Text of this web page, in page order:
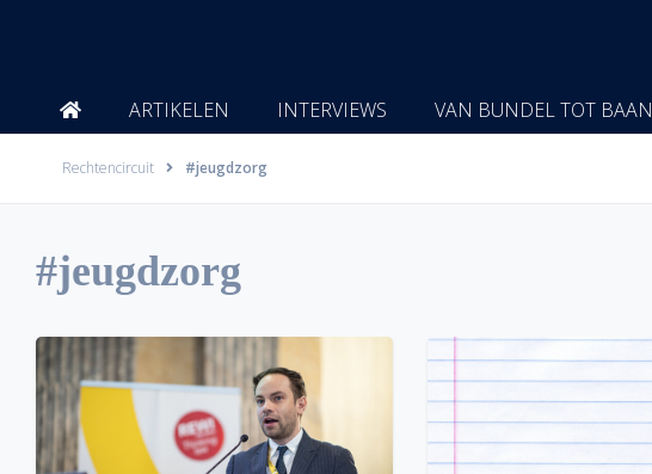
ARTIKELEN INTERVIEWS VAN BUNDEL TOT BAAN
Rechtencircuit #jeugdzorg
#jeugdzorg